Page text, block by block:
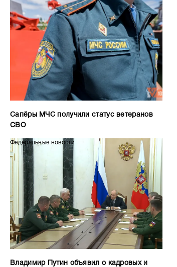
Сапёры МЧС получили статус ветеранов
СВО
Федеральные новости
Владимир Путин объявил о кадровых и